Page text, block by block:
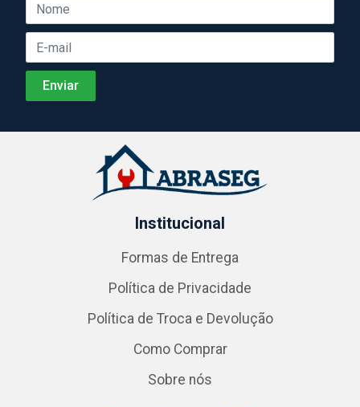
Institucional
Formas de Entrega
Política de Privacidade
Política de Troca e Devolução
Como Comprar
Sobre nós